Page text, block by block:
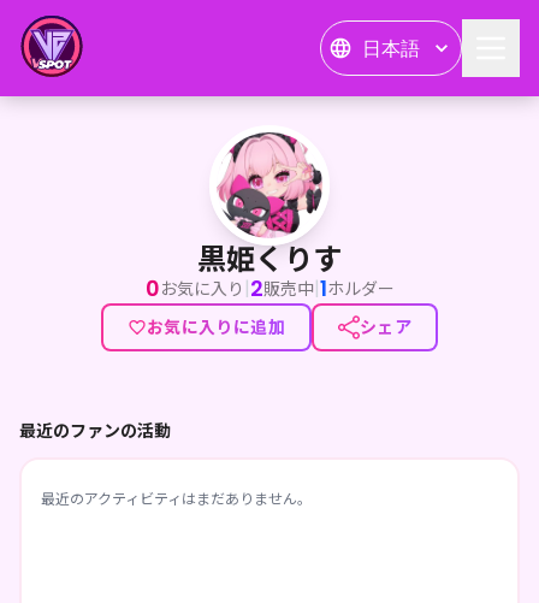
日本語
黒姫くりす
黒姫くりす
0お気に入り |2販売中|1ホルダー
お気に入りに追加
シェア
最近のファンの活動
最近のアクティビティはまだありません。